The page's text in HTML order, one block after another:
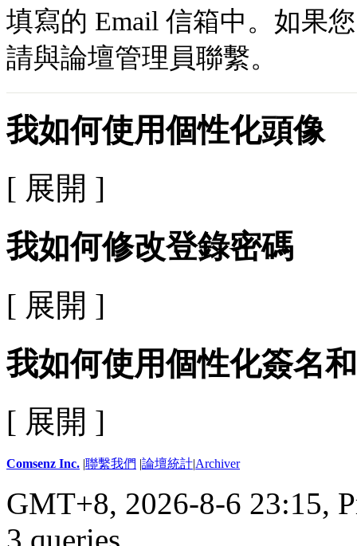
填寫的 Email 信箱中。如果
請與論壇管理員聯繫。
我如何使用個性化頭像
[ 展開 ]
我如何修改登錄密碼
[ 展開 ]
我如何使用個性化簽名
[ 展開 ]
Comsenz Inc. |聯繫我們 |論壇統計|Archiver
GMT+8, 2026-8-6 23:15,